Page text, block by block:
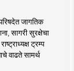
जागतिक
सागरी सुरक्षेचा
ट्रम्प
वाढते सामर्थ